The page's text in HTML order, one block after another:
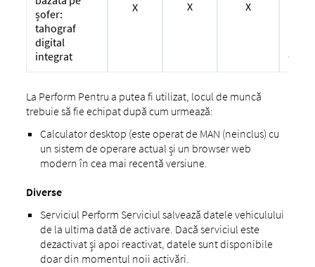
șofer:
tahograf
digital
integrat
X X X
La Perform Pentru a putea fi utilizat, locul de muncă
trebuie să fie echipat după cum urmează:
Calculator desktop (este operat de MAN (neinclus) cu
un sistem de operare actual și un browser web
modern în cea mai recentă versiune.
Diverse
Serviciul Perform Serviciul salvează datele vehiculului
de la ultima dată de activare. Dacă serviciul este
dezactivat și apoi reactivat, datele sunt disponibile
doar din momentul noii activări.